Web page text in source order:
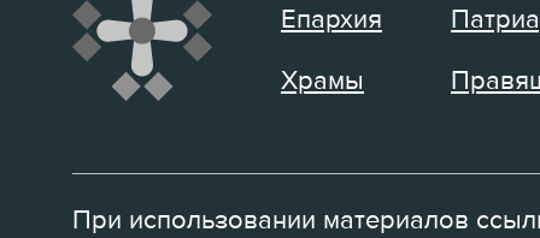
Епархия
Храмы
При использовании материалов